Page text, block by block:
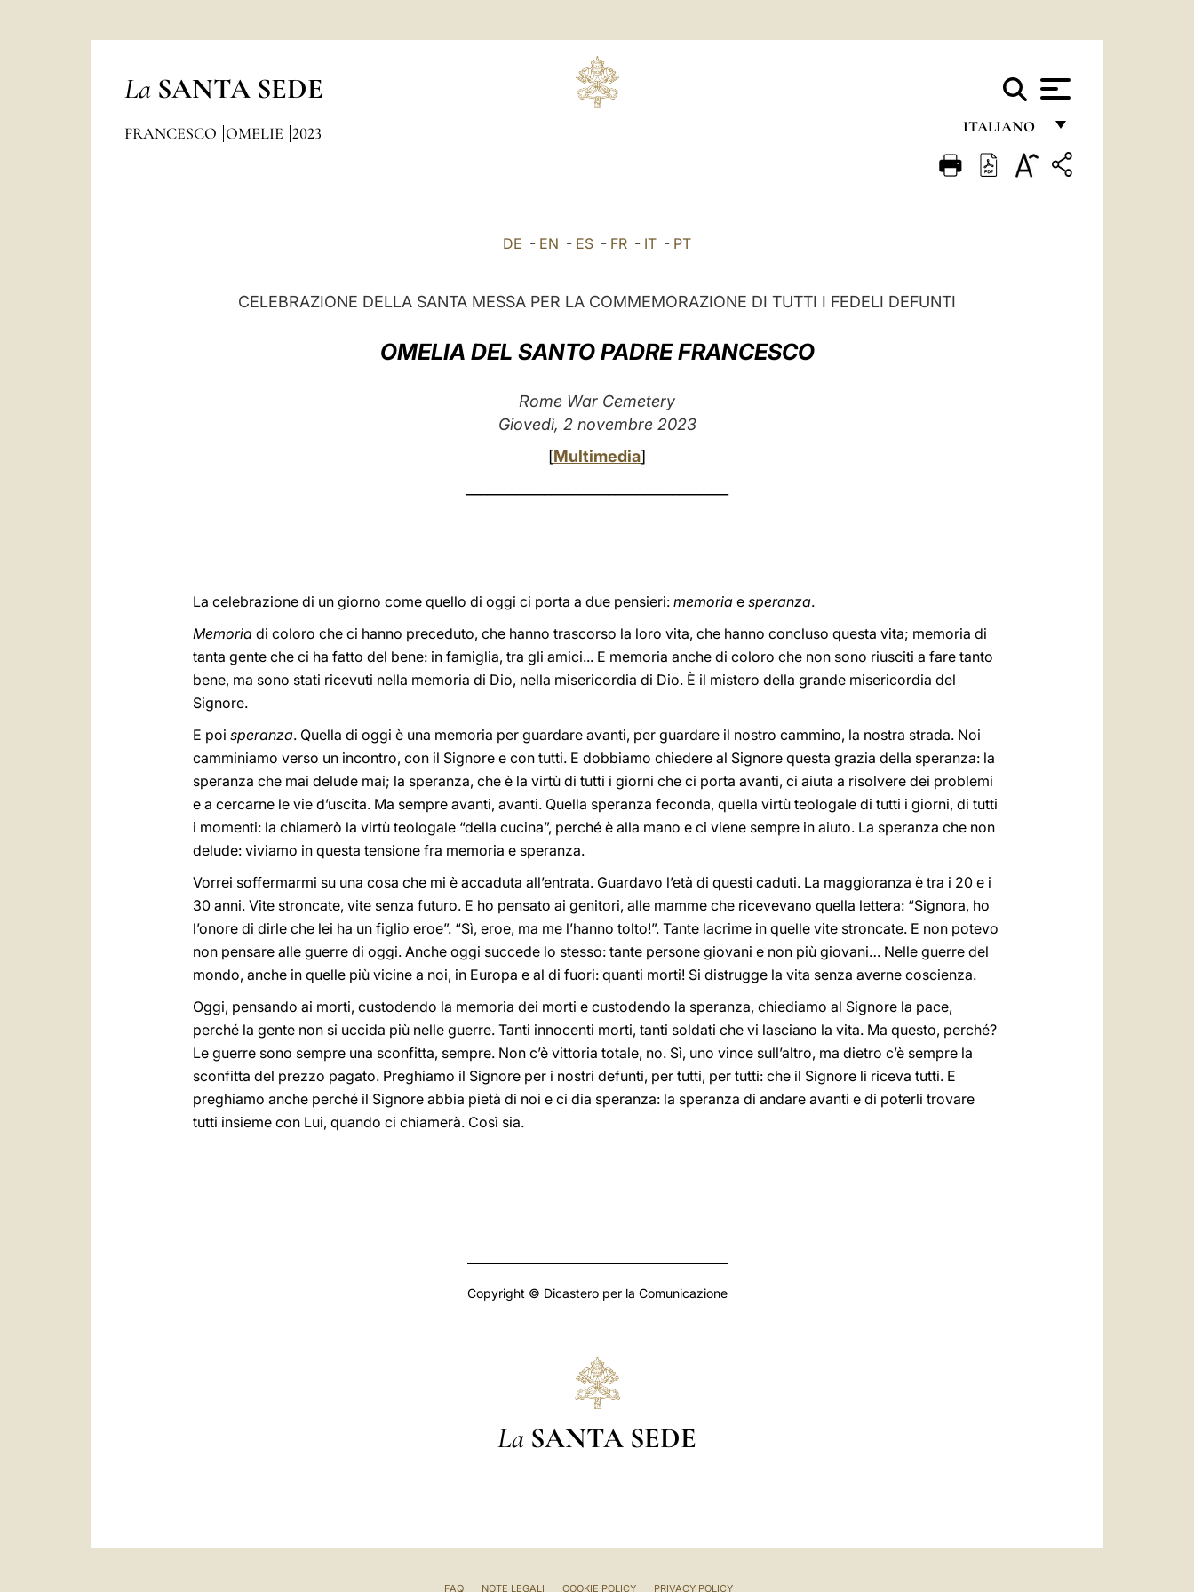
La SANTA SEDE
ITALIANO
FRANÇAIS
FRANCESCO OMELIE 2023
DE - EN - ES - FR - IT - PT
CELEBRAZIONE DELLA SANTA MESSA PER LA COMMEMORAZIONE DI TUTTI I FEDELI DEFUNTI
OMELIA DEL SANTO PADRE FRANCESCO
Rome War Cemetery
Giovedì, 2 novembre 2023
[Multimedia]
La celebrazione di un giorno come quello di oggi ci porta a due pensieri: memoria e speranza.
Memoria di coloro che ci hanno preceduto, che hanno trascorso la loro vita, che hanno concluso questa vita; memoria di
tanta gente che ci ha fatto del bene: in famiglia, tra gli amici... E memoria anche di coloro che non sono riusciti a fare tanto
bene, ma sono stati ricevuti nella memoria di Dio, nella misericordia di Dio. È il mistero della grande misericordia del
Signore.
E poi speranza. Quella di oggi è una memoria per guardare avanti, per guardare il nostro cammino, la nostra strada. Noi
camminiamo verso un incontro, con il Signore e con tutti. E dobbiamo chiedere al Signore questa grazia della speranza: la
speranza che mai delude mai; la speranza, che è la virtù di tutti i giorni che ci porta avanti, ci aiuta a risolvere dei problemi
e a cercarne le vie d’uscita. Ma sempre avanti, avanti. Quella speranza feconda, quella virtù teologale di tutti i giorni, di tutti
i momenti: la chiamerò la virtù teologale “della cucina”, perché è alla mano e ci viene sempre in aiuto. La speranza che non
delude: viviamo in questa tensione fra memoria e speranza.
Vorrei soffermarmi su una cosa che mi è accaduta all’entrata. Guardavo l’età di questi caduti. La maggioranza è tra i 20 e i
30 anni. Vite stroncate, vite senza futuro. E ho pensato ai genitori, alle mamme che ricevevano quella lettera: “Signora, ho
l’onore di dirle che lei ha un figlio eroe”. “Sì, eroe, ma me l’hanno tolto!”. Tante lacrime in quelle vite stroncate. E non potevo
non pensare alle guerre di oggi. Anche oggi succede lo stesso: tante persone giovani e non più giovani… Nelle guerre del
mondo, anche in quelle più vicine a noi, in Europa e al di fuori: quanti morti! Si distrugge la vita senza averne coscienza.
Oggi, pensando ai morti, custodendo la memoria dei morti e custodendo la speranza, chiediamo al Signore la pace,
perché la gente non si uccida più nelle guerre. Tanti innocenti morti, tanti soldati che vi lasciano la vita. Ma questo, perché?
Le guerre sono sempre una sconfitta, sempre. Non c’è vittoria totale, no. Sì, uno vince sull’altro, ma dietro c’è sempre la
sconfitta del prezzo pagato. Preghiamo il Signore per i nostri defunti, per tutti, per tutti: che il Signore li riceva tutti. E
preghiamo anche perché il Signore abbia pietà di noi e ci dia speranza: la speranza di andare avanti e di poterli trovare
tutti insieme con Lui, quando ci chiamerà. Così sia.
Copyright © Dicastero per la Comunicazione
La SANTA SEDE
FAQ NOTE LEGALI COOKIE POLICY PRIVACY POLICY